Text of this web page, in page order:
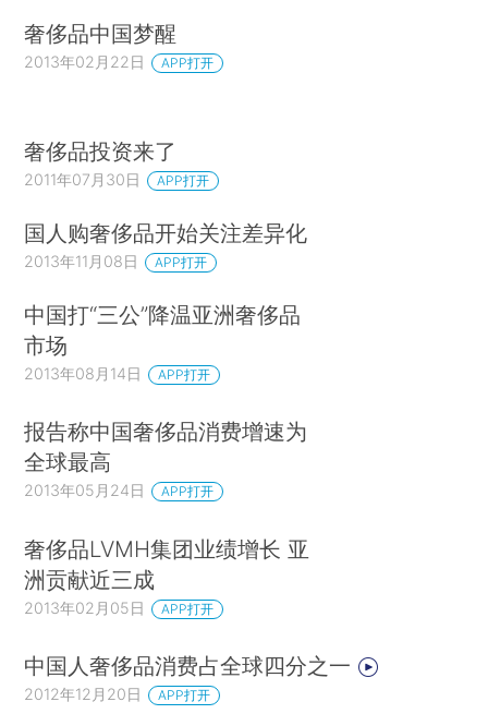
奢侈品中国梦醒
2013年02月22日 APP打开
奢侈品投资来了
2011年07月30日 APP打开
国人购奢侈品开始关注差异化
2013年11月08日 APP打开
中国打“三公”降温亚洲奢侈品
市场
2013年08月14日 APP打开
报告称中国奢侈品消费增速为
全球最高
2013年05月24日 APP打开
奢侈品LVMH集团业绩增长 亚
洲贡献近三成
2013年02月05日 APP打开
中国人奢侈品消费占全球四分之一
2012年12月20日 APP打开